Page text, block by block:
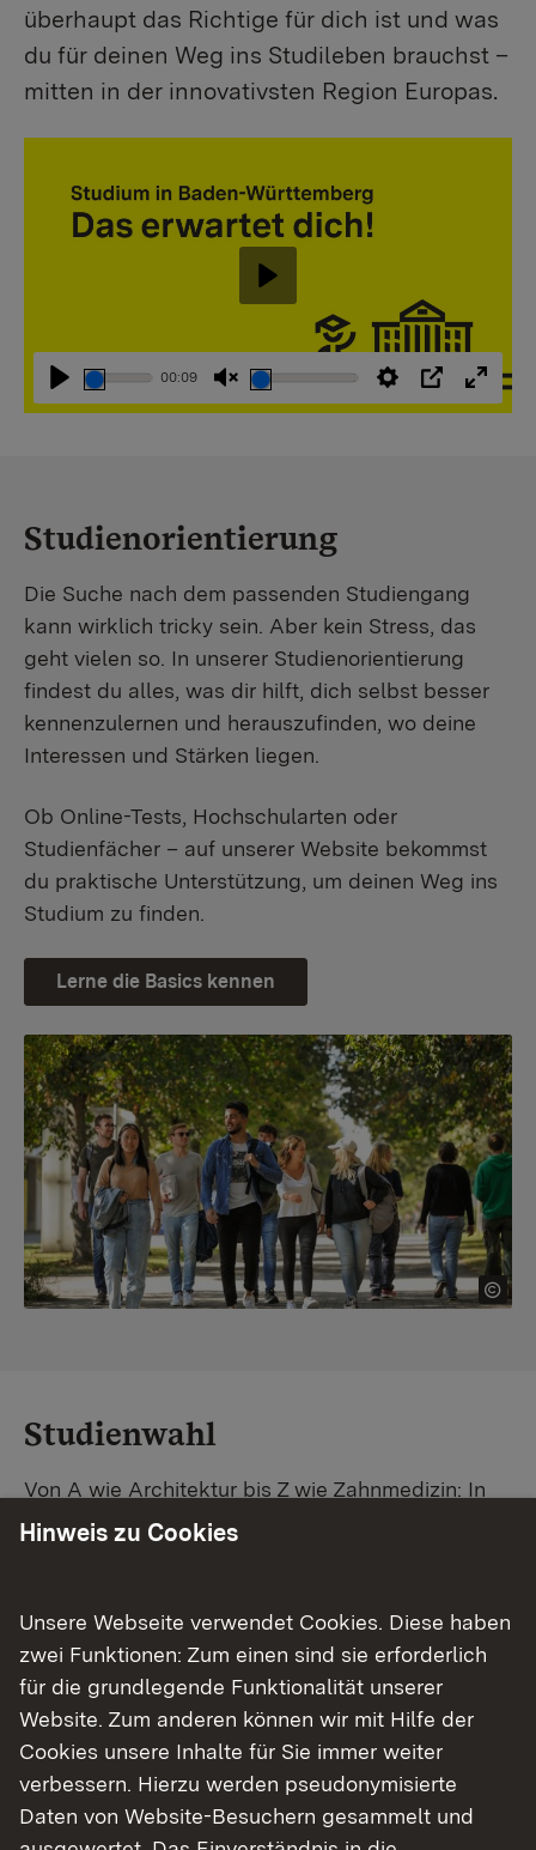
überhaupt das Richtige für dich ist und was
du für deinen Weg ins Studileben brauchst –
mitten in der innovativsten Region Europas.
Abspielen
00:09
StummschaltungEinstellungen
PIP
Abspielen
Studienorientierung
Die Suche nach dem passenden Studiengang
kann wirklich tricky sein. Aber kein Stress, das
geht vielen so. In unserer Studienorientierung
findest du alles, was dir hilft, dich selbst besser
kennenzulernen und herauszufinden, wo deine
Interessen und Stärken liegen.
Ob Online-Tests, Hochschularten oder
Studienfächer – auf unserer Website bekommst
du praktische Unterstützung, um deinen Weg ins
Studium zu finden.
Lerne die Basics kennen
Studienwahl
Von A wie Architektur bis Z wie Zahnmedizin: In
Baden-Württemberg warten unzählige
Studiengangsuche schnell den passenden
Studienplatz. Außerdem gibt's eine Schritt-für-
Schritt-Anleitung zu deinem Traum-Studium.
Finde dein Studium in Baden-Württemberg
Hinweis zu Cookies
Unsere Webseite verwendet Cookies. Diese haben
zwei Funktionen: Zum einen sind sie erforderlich
für die grundlegende Funktionalität unserer
Website. Zum anderen können wir mit Hilfe der
Cookies unsere Inhalte für Sie immer weiter
verbessern. Hierzu werden pseudonymisierte
Daten von Website-Besuchern gesammelt und